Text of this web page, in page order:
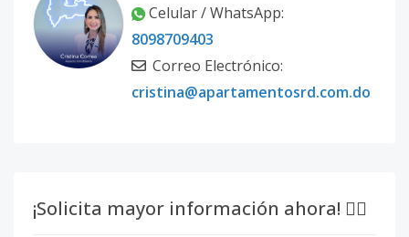
Celular / WhatsApp:
8098709403
Correo Electrónico:
cristina@apartamentosrd.com.do
¡Solicita mayor información ahora! 👇🏽